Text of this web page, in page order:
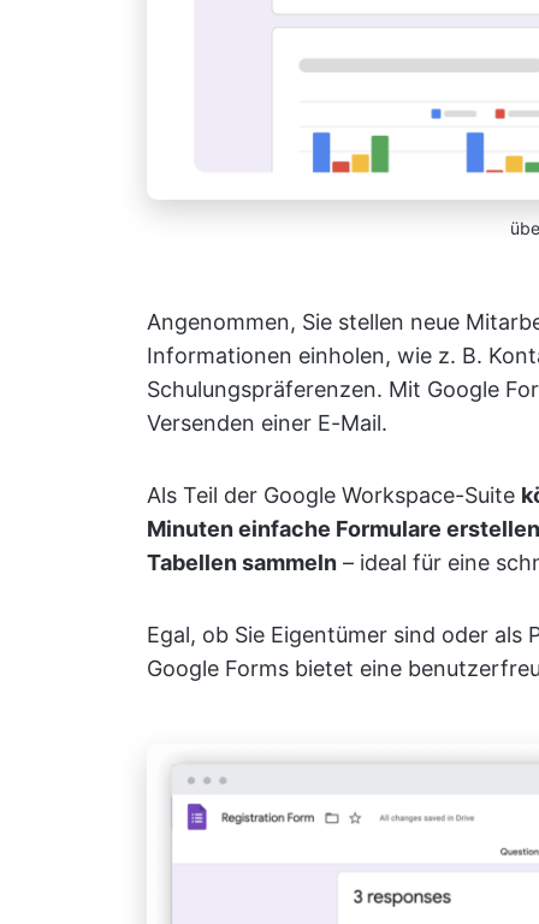
Angenommen, Sie stellen neue
Informationen einholen, wie z. B.
Schulungspräferenzen. Mit Google
Versenden einer E-Mail.
Als Teil der Google Workspace-Suite
Minuten einfache Formulare
Tabellen sammeln – ideal für eine
Egal, ob Sie Eigentümer sind oder als
Google Forms bietet eine